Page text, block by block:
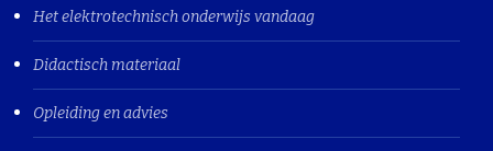
Het elektrotechnisch onderwijs vandaag
Didactisch materiaal
Opleiding en advies